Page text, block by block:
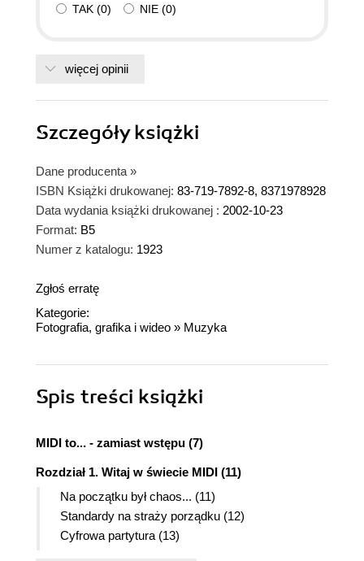
Pozdrawiam i jeszcze raz szczerze dziękuję.
TAK (0) NIE (0)
więcej opinii
Szczegółyksiążki
Dane producenta »
ISBN Książki drukowanej: 83-719-7892-8, 8371978928
Data wydania książki drukowanej : 2002-10-23
Format: B5
Numer z katalogu: 1923
Zgłoś erratę
Kategorie:
Fotografia, grafika i wideo » Muzyka
Spis treści książki
MIDI to... - zamiast wstępu (7)
Rozdział 1. Witaj w świecie MIDI (11)
Na początku był chaos... (11)
Standardy na straży porządku (12)
Cyfrowa partytura (13)